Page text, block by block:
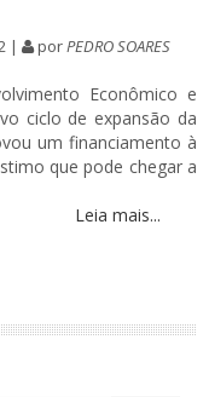
| porPEDRO SOARES
Econômico e
ciclo de expansão da
um financiamento à
que pode chegar a
Leia mais...